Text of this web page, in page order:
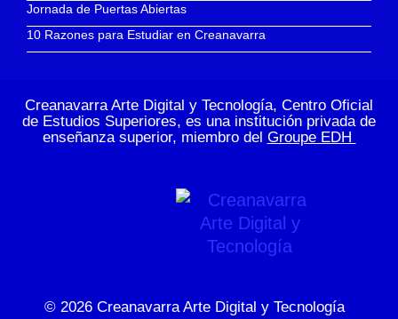
Jornada de Puertas Abiertas
10 Razones para Estudiar en Creanavarra
Creanavarra Arte Digital y Tecnología, Centro Oficial
de Estudios Superiores, es una institución privada de
enseñanza superior, miembro del Groupe EDH
© 2026 Creanavarra Arte Digital y Tecnología